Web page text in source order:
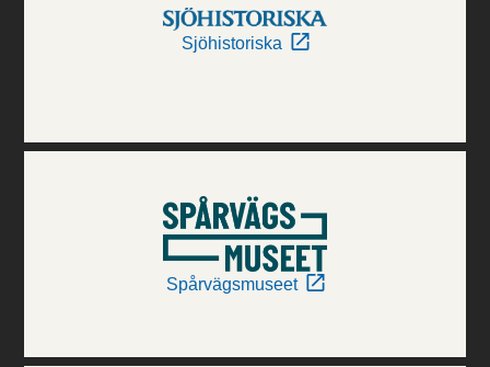
Sjöhistoriska
Spårvägsmuseet